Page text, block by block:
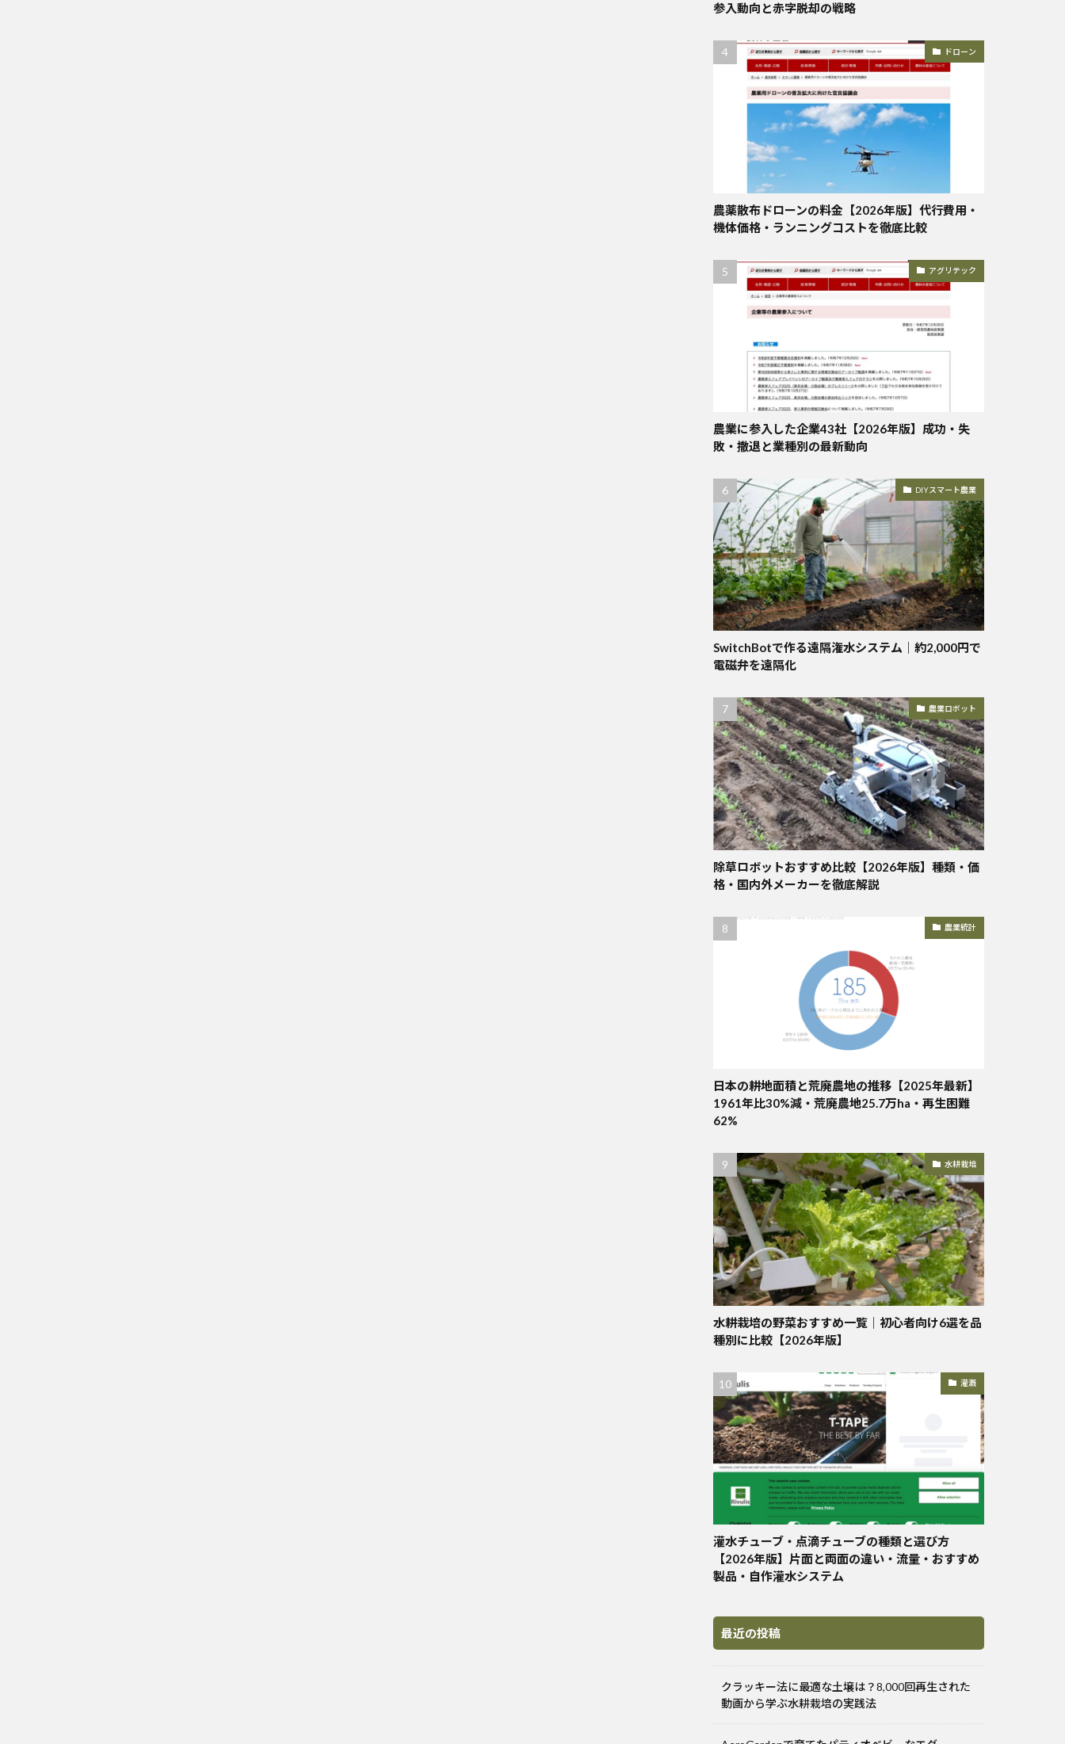
参入動向と赤字脱却の戦略
ドローン
農薬散布ドローンの料金【2026年版】代行費用・
機体価格・ランニングコストを徹底比較
アグリテック
農業に参入した企業43社【2026年版】成功・失
敗・撤退と業種別の最新動向
DIYスマート農業
SwitchBotで作る遠隔潅水システム｜約2,000円で
電磁弁を遠隔化
農業ロボット
除草ロボットおすすめ比較【2026年版】種類・価
格・国内外メーカーを徹底解説
農業統計
日本の耕地面積と荒廃農地の推移【2025年最新】
1961年比30%減・荒廃農地25.7万ha・再生困難
62%
水耕栽培
水耕栽培の野菜おすすめ一覧｜初心者向け6選を品
種別に比較【2026年版】
灌漑
灌水チューブ・点滴チューブの種類と選び方
【2026年版】片面と両面の違い・流量・おすすめ
製品・自作灌水システム
最近の投稿
クラッキー法に最適な土壌は？8,000回再生された
動画から学ぶ水耕栽培の実践法